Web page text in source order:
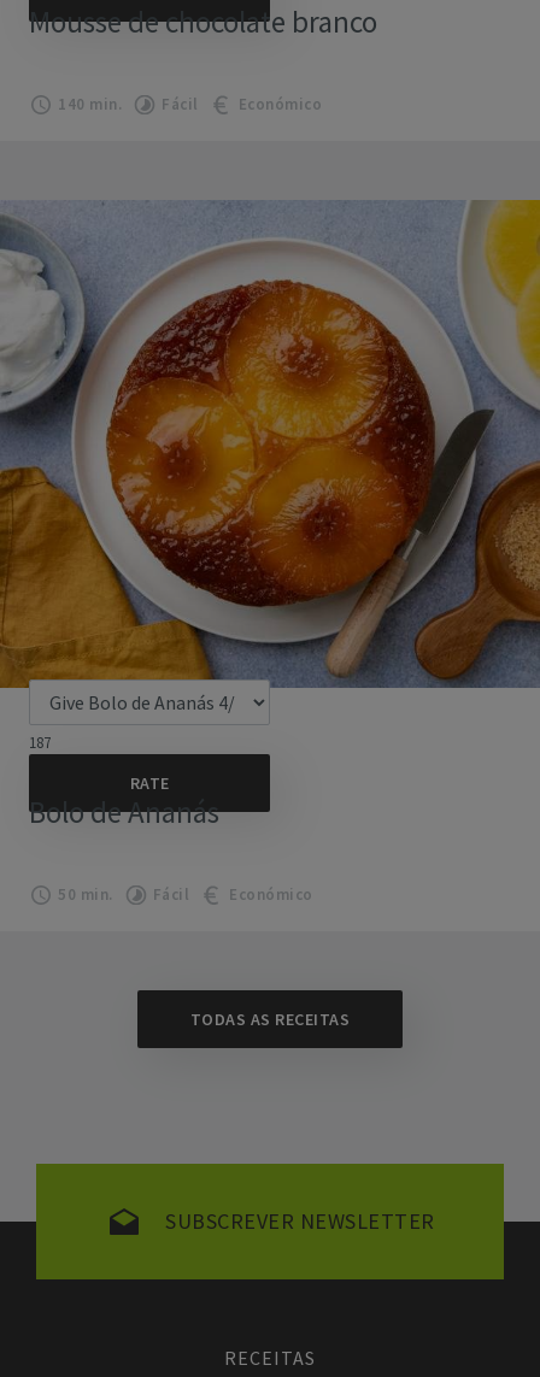
Mousse de chocolate branco
140 min. Fácil Económico
187
Bolo de Ananás
50 min. Fácil Económico
TODAS AS RECEITAS
SUBSCREVER NEWSLETTER
RECEITAS